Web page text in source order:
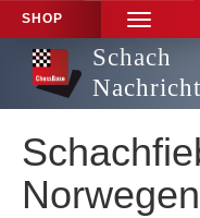
SHOP
TOGGLE
Schach
Norwegen